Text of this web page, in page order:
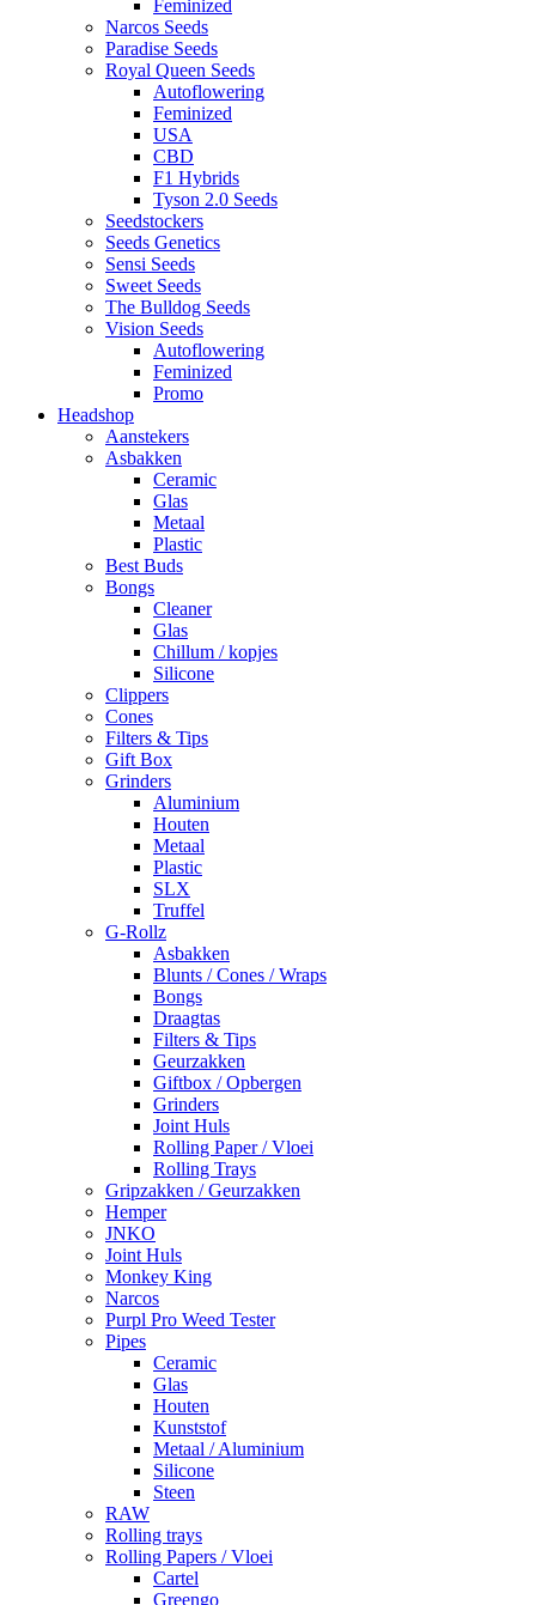
Feminized
Narcos Seeds
Paradise Seeds
Royal Queen Seeds
Autoflowering
Feminized
USA
CBD
F1 Hybrids
Tyson 2.0 Seeds
Seedstockers
Seeds Genetics
Sensi Seeds
Sweet Seeds
The Bulldog Seeds
Vision Seeds
Autoflowering
Feminized
Promo
Headshop
Aanstekers
Asbakken
Ceramic
Glas
Metaal
Plastic
Best Buds
Bongs
Cleaner
Glas
Chillum / kopjes
Silicone
Clippers
Cones
Filters & Tips
Gift Box
Grinders
Aluminium
Houten
Metaal
Plastic
SLX
Truffel
G-Rollz
Asbakken
Blunts / Cones / Wraps
Bongs
Draagtas
Filters & Tips
Geurzakken
Giftbox / Opbergen
Grinders
Joint Huls
Rolling Paper / Vloei
Rolling Trays
Gripzakken / Geurzakken
Hemper
JNKO
Joint Huls
Monkey King
Narcos
Purpl Pro Weed Tester
Pipes
Ceramic
Glas
Houten
Kunststof
Metaal / Aluminium
Silicone
Steen
RAW
Rolling trays
Rolling Papers / Vloei
Cartel
Greengo